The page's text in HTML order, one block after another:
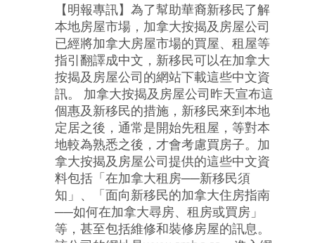
【明報專訊】為了幫助華裔新移民了解
本地房屋市場，加拿大按揭及房屋公司
已經將加拿大房屋市場的買屋、租屋等
指引翻譯成中文，新移民可以在加拿大
按揭及房屋公司的網站下載這些中文資
訊。 加拿大按揭及房屋公司昨天宣布這
個惠及新移民的措施，新移民來到本地
定居之後，通常是開始先租屋，等對本
地較為熟悉之後，才會考慮買房子。加
拿大按揭及房屋公司提供的這些中文資
料包括「在加拿大租房──新移民須
知」、「面向新移民的加拿大住房指南
──如何在加拿大尋房、租房或買房」
等，甚至包括維修和裝修房屋的訊息。